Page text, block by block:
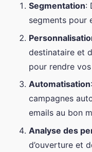
Segmentation:
segments pour
destinataire et
pour rendre
Automatisation
campagnes
emails au bon
Analyse des
d’ouverture et